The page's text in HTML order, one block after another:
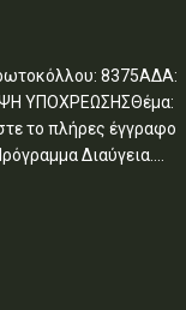
8375ΑΔΑ:
ΥΠΟΧΡΕΩΣΗΣΘέμα:
το πλήρες έγγραφο
Διαύγεια....